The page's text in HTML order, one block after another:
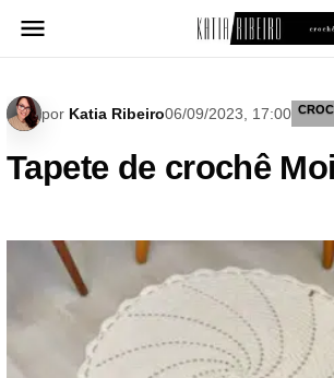
para
por Katia Ribeiro06/09/2023, 17:00
Tapete de crochê